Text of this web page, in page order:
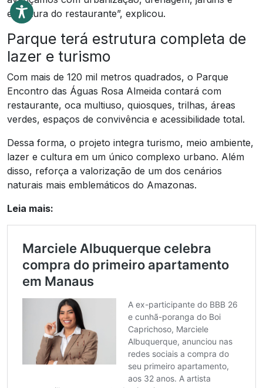
estrutura do restaurante”, explicou.
Parque terá estrutura completa de
lazer e turismo
Com mais de 120 mil metros quadrados, o Parque
Encontro das Águas Rosa Almeida contará com
restaurante, oca multiuso, quiosques, trilhas, áreas
verdes, espaços de convivência e acessibilidade total.
Dessa forma, o projeto integra turismo, meio ambiente,
lazer e cultura em um único complexo urbano. Além
disso, reforça a valorização de um dos cenários
naturais mais emblemáticos do Amazonas.
Leia mais: